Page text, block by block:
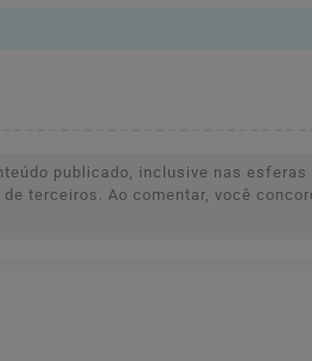
publicado, inclusive nas esferas
terceiros. Ao comentar, você